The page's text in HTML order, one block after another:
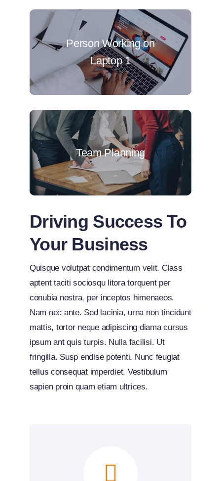
Person Working on
Laptop 1
Team Planning
Driving Success To
Your Business
Quisque volutpat condimentum velit. Class
aptent taciti sociosqu litora torquent per
conubia nostra, per inceptos himenaeos.
Nam nec ante. Sed lacinia, urna non tincidunt
mattis, tortor neque adipiscing diama cursus
ipsum ant quis turpis. Nulla facilisi. Ut
fringilla. Susp endise potenti. Nunc feugiat
tellus consequat imperdiet. Vestibulum
sapien proin quam etiam ultrices.